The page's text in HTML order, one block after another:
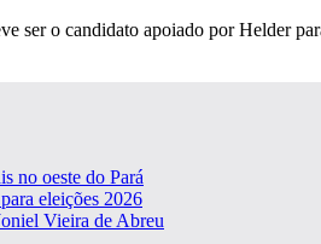
ser o candidato apoiado por Helder
no oeste do Pará
eleições 2026
Vieira de Abreu